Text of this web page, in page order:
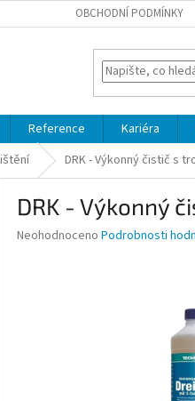
OBCHODNÍ PODMÍNKY
Reference Kariéra
DRK - Výkonný čistič s
DRK - Výkonný
Průměrné
Neohodnoceno Podrobnosti